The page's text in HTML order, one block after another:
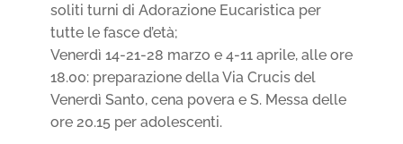
soliti turni di Adorazione Eucaristica per
tutte le fasce d’età;
Venerdì 14-21-28 marzo e 4-11 aprile, alle ore
18.00: preparazione della Via Crucis del
Venerdì Santo, cena povera e S. Messa delle
ore 20.15 per adolescenti.